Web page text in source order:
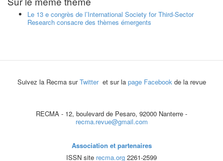
Le 13 e congrès de l’International Society for Third-Sector
Research consacre des thèmes émergents
Suivez la Recma surTwitter et sur la page Facebook de la revue
RECMA - 12, boulevard de Pesaro, 92000 Nanterre -
recma.revue@gmail.com
Association et partenaires
ISSN site recma.org 2261-2599